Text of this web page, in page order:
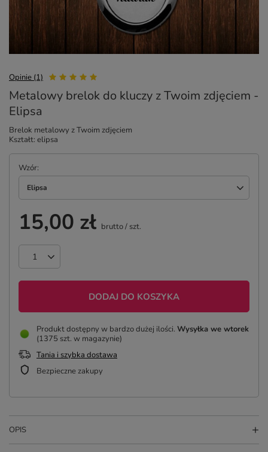
Opinie (1)
Metalowy brelok do kluczy z Twoim zdjęciem -
Elipsa
Brelok metalowy z Twoim zdjęciem
Kształt: elipsa
Wzór
Elipsa
15,00 zł brutto/ szt.
DODAJ DO KOSZYKA
Produkt dostępny w bardzo dużej ilości Wysyłka we wtorek
(1375 szt. w magazynie)
Tania i szybka dostawa
Bezpieczne zakupy
OPIS